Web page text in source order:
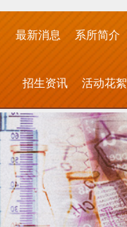
最新消息 系所简介
招生资讯 活动花絮